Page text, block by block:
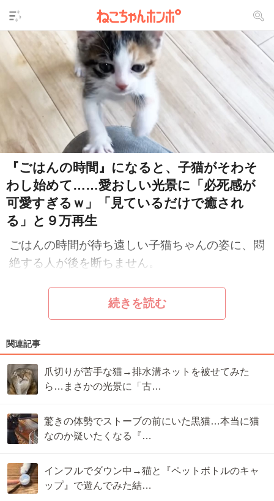
『ごはんの時間』になると、子猫がそわそ
わし始めて……愛おしい光景に「必死感が
可愛すぎるｗ」「見ているだけで癒され
る」と９万再生
ごはんの時間が待ち遠しい子猫ちゃんの姿に、悶
絶する人が後を断ちません。
続きを読む
関連記事
爪切りが苦手な猫→排水溝ネットを被せてみた
ら…まさかの光景に「古…
驚きの体勢でストーブの前にいた黒猫…本当に猫
なのか疑いたくなる『…
インフルでダウン中→猫と『ペットボトルのキャ
ップ』で遊んでみた結…